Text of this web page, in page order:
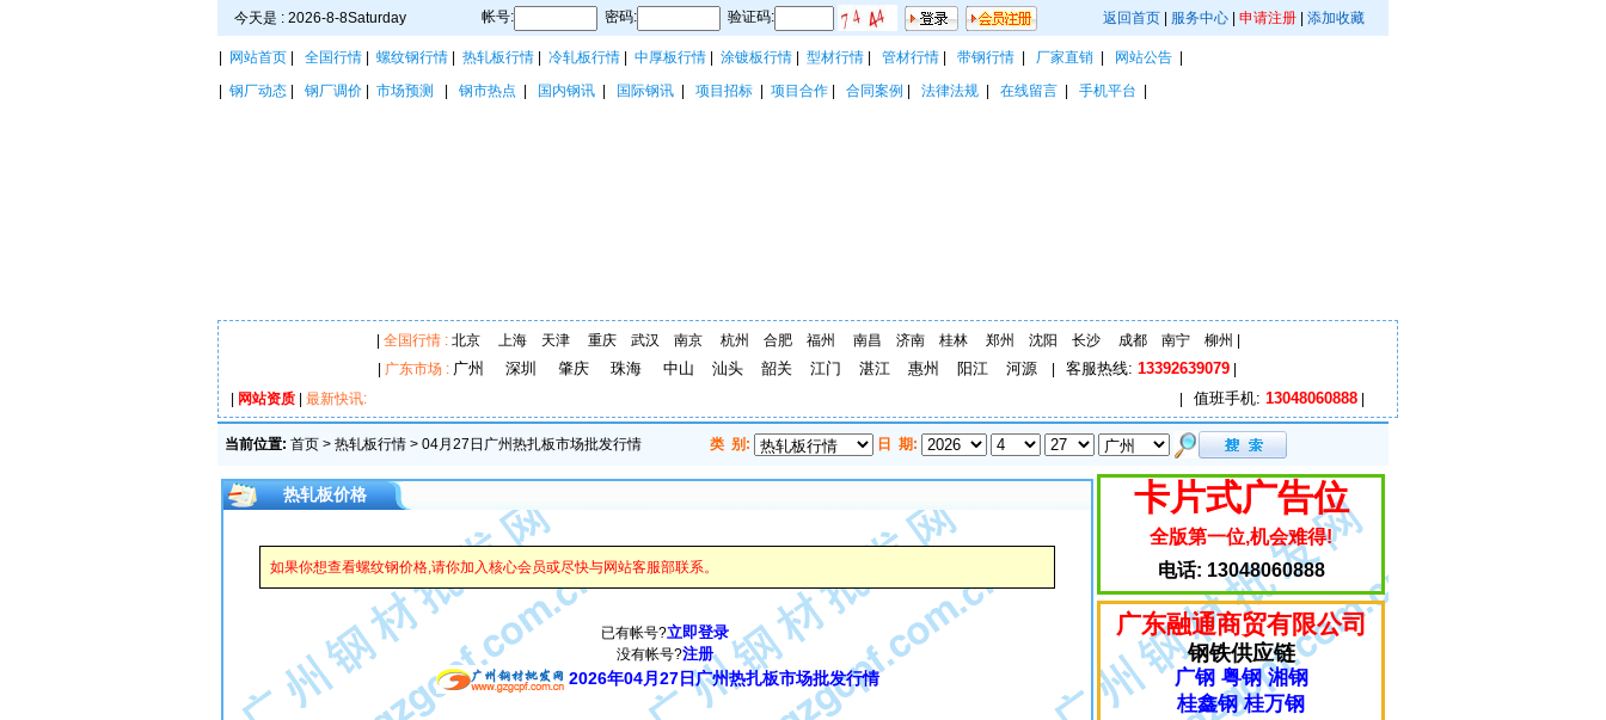
今天是 : 2026-8-8Saturday 帐号: 密码: 验证码: 返回首页| 服务中心| 申请注册| 添加收藏
网站首页 全国行情 螺纹钢行情 热轧板行情 冷轧板行情 中厚板行情 涂镀板行情 型材行情 管材行情 带钢行情 厂家直销 网站公告
钢厂动态 钢厂调价 市场预测 钢市热点 国内钢讯 国际钢讯 项目招标 项目合作 合同案例 法律法规 在线留言 手机平台
全国行情 : 北京 上海 天津 重庆 武汉 南京 杭州 合肥 福州 南昌 济南 桂林 郑州 沈阳 长沙 成都 南宁 柳州
广东市场 : 广州 深圳 肇庆 珠海 中山 汕头 韶关 江门 湛江 惠州 阳江 河源| 客服热线: 13392639079|
网站资质 最新快讯: 值班手机: 13048060888
当前位置: 首页 > 热轧板行情 > 04月27日广州热扎板市场批发行情 类 别: 日 期:
热轧板价格
如果你想查看螺纹钢价格,请你加入核心会员或尽快与网站客服部联系。
已有帐号?立即登录
没有帐号?注册
2026年04月27日广州热扎板市场批发行情
卡片式广告位
全版第一位,机会难得!
电话: 13048060888
广东融通商贸有限公司
钢铁供应链
广钢 粤钢 湘钢
桂鑫钢 桂万钢